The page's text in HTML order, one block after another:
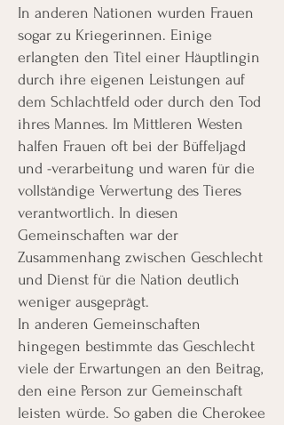
In anderen Nationen wurden Frauen
sogar zu Kriegerinnen. Einige
erlangten den Titel einer Häuptlingin
durch ihre eigenen Leistungen auf
dem Schlachtfeld oder durch den Tod
ihres Mannes. Im Mittleren Westen
halfen Frauen oft bei der Büffeljagd
und -verarbeitung und waren für die
vollständige Verwertung des Tieres
verantwortlich. In diesen
Gemeinschaften war der
Zusammenhang zwischen Geschlecht
und Dienst für die Nation deutlich
weniger ausgeprägt.
In anderen Gemeinschaften
hingegen bestimmte das Geschlecht
viele der Erwartungen an den Beitrag,
den eine Person zur Gemeinschaft
leisten würde. So gaben die Cherokee